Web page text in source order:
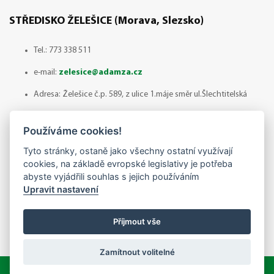
STŘEDISKO ŽELEŠICE (Morava, Slezsko)
Tel.: 773 338 511
e-mail: zelesice@adamza.cz
Adresa: Želešice č.p. 589, z ulice 1.máje směr ul.Šlechtitelská
předchozí domluvě!
Po - Pá / 8:00 - 14:30
Používáme cookies!
Tyto stránky, ostaně jako všechny ostatní využívají
cookies, na základě evropské legislativy je potřeba
abyste vyjádřili souhlas s jejich používáním
Upravit nastavení
Příjmout vše
Zamítnout volitelné